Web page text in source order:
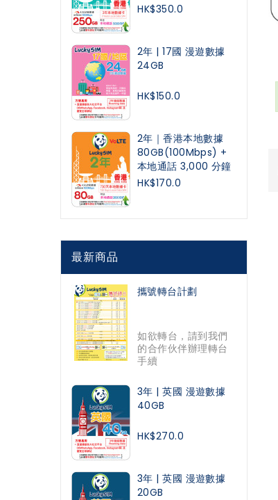
HK$350.0
2年 | 17國 漫遊數據
24GB
HK$150.0
2年｜香港本地數據
80GB(100Mbps) +
本地通話 3,000 分鐘
HK$170.0
最新商品
攜號轉台計劃
如欲轉台，請到我們
的合作伙伴辦理轉台
手續
3年 | 英國 漫遊數據
40GB
HK$270.0
3年 | 英國 漫遊數據
20GB